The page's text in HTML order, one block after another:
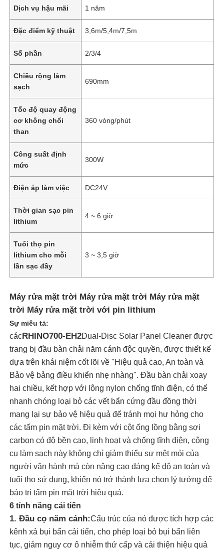
Nhà
Sản phẩm
Video
Về chúng tôi
Dịch vụ hậu mãi 1 năm
Đặc điểm kỹ thuật 3,6m/5,4m/7,5m
Số phần 2/3/4
Chiều rộng làm
sạch
690mm
Tốc độ quay động
cơ không chổi
than
360 vòng/phút
Công suất định
mức
300W
Điện áp làm việc DC24V
Thời gian sạc pin
lithium
4 ~ 6 giờ
Tuổi thọ pin
lithium cho mỗi
lần sạc đầy
3 ~ 3,5 giờ
Máy rửa mặt trời Máy rửa mặt trời Máy rửa mặt
trời Máy rửa mặt trời với pin lithium
Sự miêu tả:
cácRHINO700-EH2Dual-Disc Solar Panel Cleaner được
trang bị đầu bàn chải năm cánh độc quyền, được thiết kế
dựa trên khái niệm cốt lõi về "Hiệu quả cao, An toàn và
Bảo vệ bảng điều khiển nhẹ nhàng". Đầu bàn chải xoay
hai chiều, kết hợp với lông nylon chống tĩnh điện, có thể
nhanh chóng loại bỏ các vết bẩn cứng đầu đồng thời
mang lại sự bảo vệ hiệu quả để tránh mọi hư hỏng cho
các tấm pin mặt trời. Đi kèm với cột ống lồng bằng sợi
carbon có độ bền cao, linh hoạt và chống tĩnh điện, công
cụ làm sạch này không chỉ giảm thiểu sự mệt mỏi của
người vận hành mà còn nâng cao đáng kể độ an toàn và
tuổi thọ sử dụng, khiến nó trở thành lựa chọn lý tưởng để
bảo trì tấm pin mặt trời hiệu quả.
6 tính năng cải tiến
1. Đầu cọ năm cánh:Cấu trúc của nó được tích hợp các
kênh xả bụi bẩn cải tiến, cho phép loại bỏ bụi bẩn liên
tục, giảm nguy cơ ô nhiễm thứ cấp và cải thiện hiệu quả